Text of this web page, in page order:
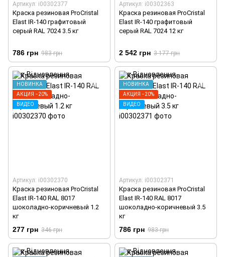
Артикул: i00302377
Краска резиновая ProCristal
Elast IR-140 графитовый
серый RAL 7024 3.5 кг
786 грн 983 грн
Артикул: i00302363
Краска резиновая ProCristal
Elast IR-140 графитовый
серый RAL 7024 12 кг
2 542 грн 3 177 грн
НОВИНКА
АКЦИЯ −20%
ВИДЕО
Артикул: i00302370
Краска резиновая ProCristal
Elast IR-140 RAL 8017
шоколадно-коричневый 1.2
кг
277 грн 346 грн
НОВИНКА
АКЦИЯ −20%
ВИДЕО
Артикул: i00302371
Краска резиновая ProCristal
Elast IR-140 RAL 8017
шоколадно-коричневый 3.5
кг
786 грн 983 грн